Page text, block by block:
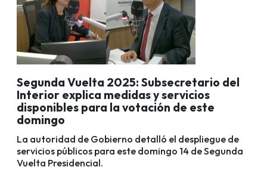
Segunda Vuelta 2025: Subsecretario del
Interior explica medidas y servicios
disponibles para la votación de este
domingo
La autoridad de Gobierno detalló el despliegue de
servicios públicos para este domingo 14 de Segunda
Vuelta Presidencial.